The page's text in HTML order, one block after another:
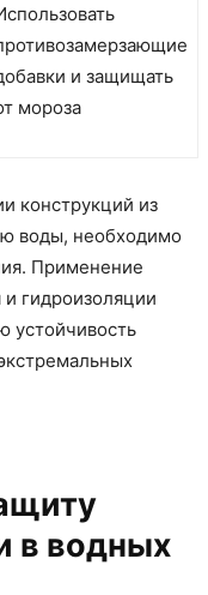
и защищать
мороза
конструкций из
воды, необходимо
Применение
и гидроизоляции
устойчивость
в водных